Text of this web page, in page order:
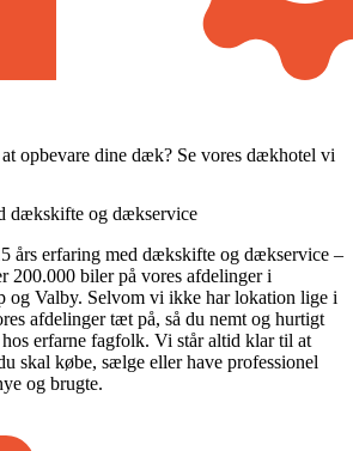
opbevare dine dæk? Se vores dækhotel vi
dækskifte og dækservice
års erfaring med dækskifte og dækservice –
200.000 biler på vores afdelinger i
og Valby. Selvom vi ikke har lokation lige i
afdelinger tæt på, så du nemt og hurtigt
erfarne fagfolk. Vi står altid klar til at
skal købe, sælge eller have professionel
og brugte.